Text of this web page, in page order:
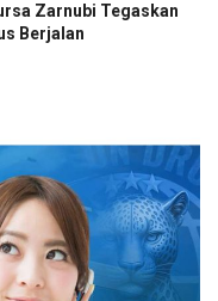
Zarnubi Tegaskan
Berjalan